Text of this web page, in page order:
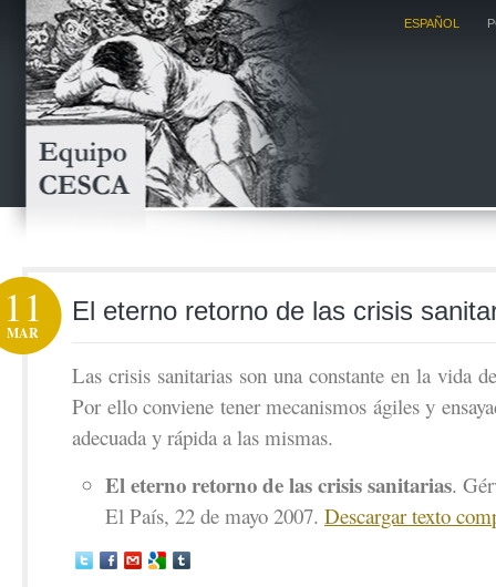
ESPAÑOL
El eterno retorno de las crisis
11
MAR
Las crisis sanitarias son una constante en la vida
Por ello conviene tener mecanismos ágiles y
adecuada y rápida a las mismas.
El eterno retorno de las crisis sanitarias.
El País, 22 de mayo 2007. Descargar texto